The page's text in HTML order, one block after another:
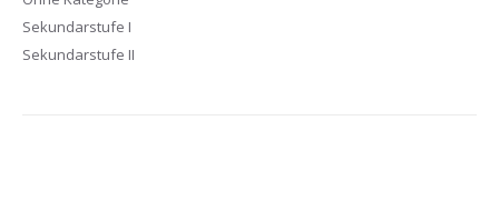
Sekundarstufe I
Sekundarstufe II